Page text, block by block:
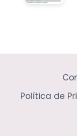
Política de